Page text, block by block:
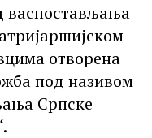
васпостављања
отворена
под називом
Српске